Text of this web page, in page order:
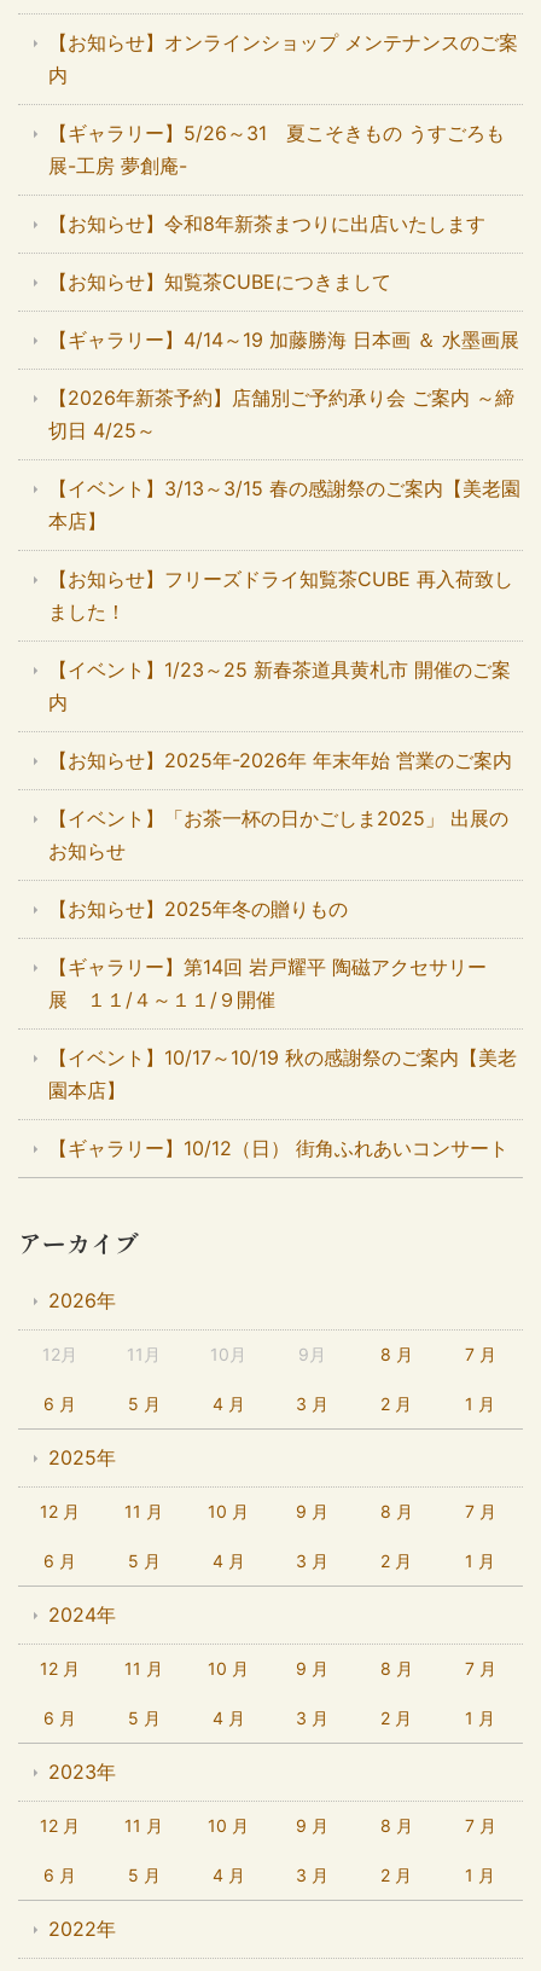
【お知らせ】オンラインショップ メンテナンスのご案
内
【ギャラリー】5/26～31 夏こそきもの うすごろも
展-工房 夢創庵-
【お知らせ】令和8年新茶まつりに出店いたします
【お知らせ】知覧茶CUBEにつきまして
【ギャラリー】4/14～19 加藤勝海 日本画 ＆ 水墨画展
【2026年新茶予約】店舗別ご予約承り会 ご案内 ～締
切日 4/25～
【イベント】3/13～3/15 春の感謝祭のご案内【美老園
本店】
【お知らせ】フリーズドライ知覧茶CUBE 再入荷致し
ました！
【イベント】1/23～25 新春茶道具黄札市 開催のご案
内
【お知らせ】2025年-2026年 年末年始 営業のご案内
【イベント】「お茶一杯の日かごしま2025」 出展の
お知らせ
【お知らせ】2025年冬の贈りもの
【ギャラリー】第14回 岩戸耀平 陶磁アクセサリー
展 １１/４～１１/９開催
【イベント】10/17～10/19 秋の感謝祭のご案内【美老
園本店】
【ギャラリー】10/12（日） 街角ふれあいコンサート
アーカイブ
2026年
12月 11月 10月 9月 8 月 7 月
6 月 5 月 4 月 3 月 2 月 1 月
2025年
12 月 11 月 10 月 9 月 8 月 7 月
6 月 5 月 4 月 3 月 2 月 1 月
2024年
12 月 11 月 10 月 9 月 8 月 7 月
6 月 5 月 4 月 3 月 2 月 1 月
2023年
12 月 11 月 10 月 9 月 8 月 7 月
6 月 5 月 4 月 3 月 2 月 1 月
2022年